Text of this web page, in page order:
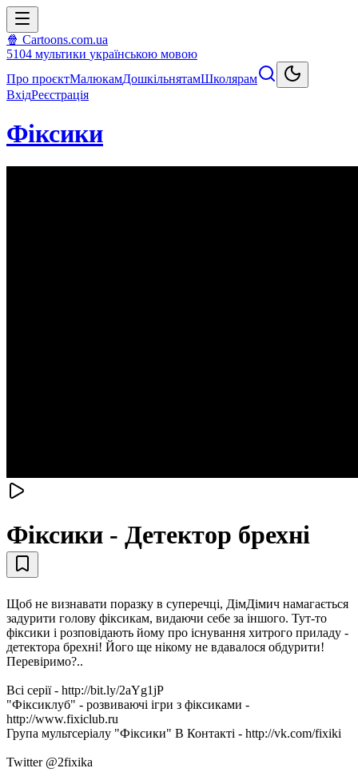
🍿 Cartoons.com.ua
5104 мультики українською мовою
Про проєктМалюкамДошкільнятамШколярам
ВхідРеєстрація
Фіксики
Фіксики - Детектор брехні
Щоб не визнавати поразку в суперечці, ДімДімич намагається
задурити голову фіксикам, видаючи себе за іншого. Тут-то
фіксики і розповідають йому про існування хитрого приладу -
детектора брехні! Його ще нікому не вдавалося обдурити!
Перевіримо?..
Всі серії - http://bit.ly/2aYg1jP
"Фіксиклуб" - розвиваючі ігри з фіксиками -
http://www.fixiclub.ru
Група мультсеріалу "Фіксики" В Контакті - http://vk.com/fixiki
Twitter @2fixika